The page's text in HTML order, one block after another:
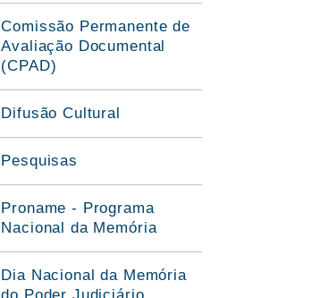
Comissão Permanente de
Avaliação Documental
(CPAD)
Difusão Cultural
Pesquisas
Proname - Programa
Nacional da Memória
Dia Nacional da Memória